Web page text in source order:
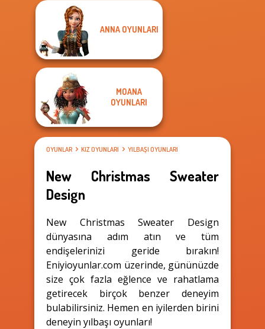
ANNA OYUNLARI
MOANA
OYUNLARI
OYUNLAR KIZ OYUNLARI YILBAŞI OYUNLARI
New Christmas Sweater
Design
New Christmas Sweater Design
dünyasına adım atın ve tüm
endişelerinizi geride bırakın!
Eniyioyunlar.com üzerinde, gününüzde
size çok fazla eğlence ve rahatlama
getirecek birçok benzer deneyim
bulabilirsiniz. Hemen en iyilerden birini
deneyin yılbaşı oyunları!